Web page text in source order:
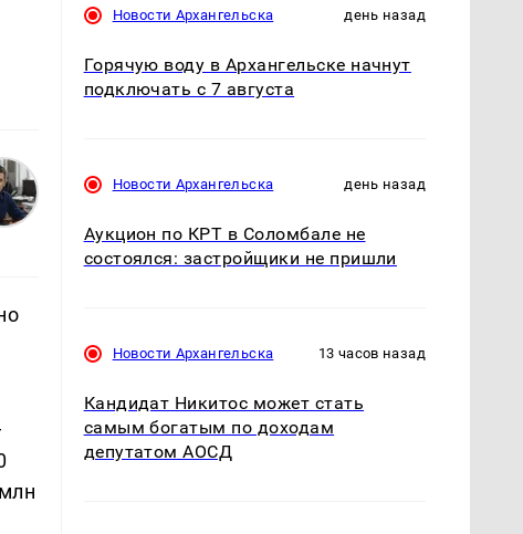
Новости Архангельска день назад
Горячую воду в Архангельске начнут
подключать с 7 августа
Новости Архангельска день назад
Аукцион по КРТ в Соломбале не
состоялся: застройщики не пришли
Новости Архангельска 13 часов назад
Кандидат Никитос может стать
самым богатым по доходам
депутатом АОСД